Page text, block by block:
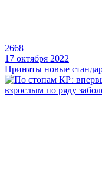
2668
17 октября 2022
Приняты новые